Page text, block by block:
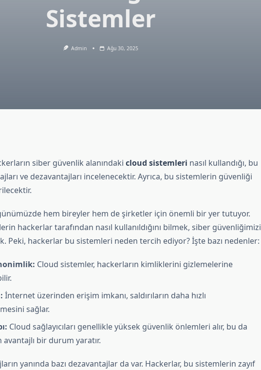
Sistemler
Admin Ağu 30, 2025
siber güvenlik alanındaki cloud sistemleri nasıl kullandığı, bu
ve dezavantajları incelenecektir. Ayrıca, bu sistemlerin güvenliği
hem bireyler hem de şirketler için önemli bir yer tutuyor.
hackerlar tarafından nasıl kullanıldığını bilmek, siber güvenliğimizi
Peki, hackerlar bu sistemleri neden tercih ediyor? İşte bazı nedenler:
Cloud sistemler, hackerların kimliklerini gizlemelerine
İnternet üzerinden erişim imkanı, saldırıların daha hızlı
sağlar.
Cloud sağlayıcıları genellikle yüksek güvenlik önlemleri alır, bu da
bir durum yaratır.
yanında bazı dezavantajlar da var. Hackerlar, bu sistemlerin zayıf